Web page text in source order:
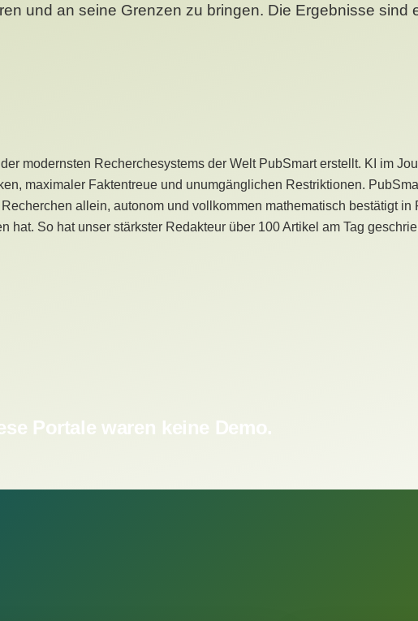
und an seine Grenzen zu bringen. Die Ergebnisse sind
modernsten Recherchesystems der Welt PubSmart erstellt. KI im
maximaler Faktentreue und unumgänglichen Restriktionen.
allein, autonom und vollkommen mathematisch bestätigt in
So hat unser stärkster Redakteur über 100 Artikel am Tag
Portale waren keine Demo.